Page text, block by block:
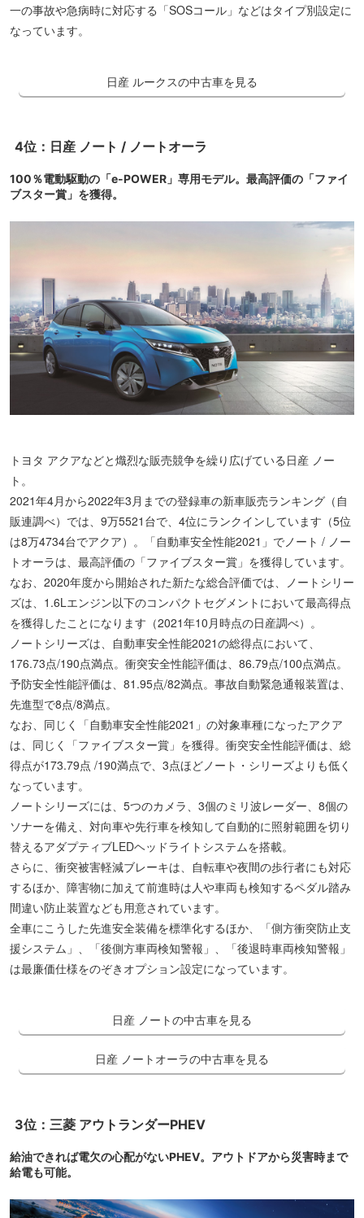
一の事故や急病時に対応する「SOSコール」などはタイプ別設定に
なっています。
日産 ルークスの中古車を見る
4位：日産 ノート / ノートオーラ
100％電動駆動の「e-POWER」専用モデル。最高評価の「ファイ
ブスター賞」を獲得。
トヨタ アクアなどと熾烈な販売競争を繰り広げている日産 ノー
ト。
2021年4月から2022年3月までの登録車の新車販売ランキング（自
販連調べ）では、9万5521台で、4位にランクインしています（5位
は8万4734台でアクア）。「自動車安全性能2021」でノート / ノー
トオーラは、最高評価の「ファイブスター賞」を獲得しています。
なお、2020年度から開始された新たな総合評価では、ノートシリー
ズは、1.6Lエンジン以下のコンパクトセグメントにおいて最高得点
を獲得したことになります（2021年10月時点の日産調べ）。
ノートシリーズは、自動車安全性能2021の総得点において、
176.73点/190点満点。衝突安全性能評価は、86.79点/100点満点。
予防安全性能評価は、81.95点/82満点。事故自動緊急通報装置は、
先進型で8点/8満点。
なお、同じく「自動車安全性能2021」の対象車種になったアクア
は、同じく「ファイブスター賞」を獲得。衝突安全性能評価は、総
得点が173.79点 /190満点で、3点ほどノート・シリーズよりも低く
なっています。
ノートシリーズには、5つのカメラ、3個のミリ波レーダー、8個の
ソナーを備え、対向車や先行車を検知して自動的に照射範囲を切り
替えるアダプティブLEDヘッドライトシステムを搭載。
さらに、衝突被害軽減ブレーキは、自転車や夜間の歩行者にも対応
するほか、障害物に加えて前進時は人や車両も検知するペダル踏み
間違い防止装置なども用意されています。
全車にこうした先進安全装備を標準化するほか、「側方衝突防止支
援システム」、「後側方車両検知警報」、「後退時車両検知警報」
は最廉価仕様をのぞきオプション設定になっています。
日産 ノートの中古車を見る
日産 ノートオーラの中古車を見る
3位：三菱 アウトランダーPHEV
給油できれば電欠の心配がないPHEV。アウトドアから災害時まで
給電も可能。